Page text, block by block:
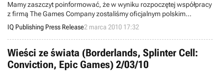
Mamy zaszczyt poinformować, że w wyniku rozpoczętej współpracy
z firmą The Games Company zostaliśmy oficjalnym polskim
wydawcą gry Goin’ Downtown.
IQ Publishing Press Release2 marca 2010 17:32
Wieści ze świata (Borderlands, Splinter Cell:
Conviction, Epic Games) 2/03/10